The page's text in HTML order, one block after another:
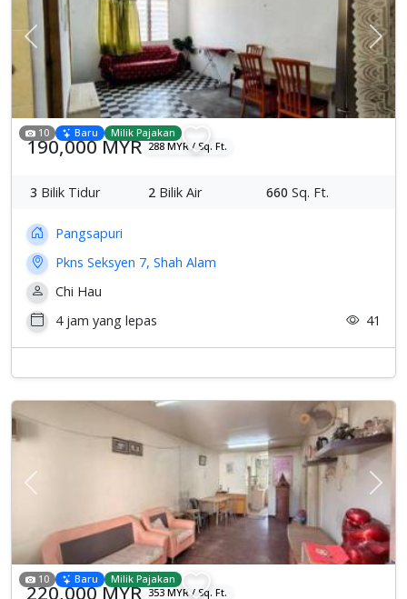
Previous
10 Baru Milik Pajakan
190,000 MYR 288 MYR / Sq. Ft.
3 Bilik Tidur 2 Bilik Air 660 Sq. Ft.
Pangsapuri
Pkns Seksyen 7, Shah Alam
Chi Hau
4 jam yang lepas
41
Previous
10 Baru Milik Pajakan
220,000 MYR 353 MYR / Sq. Ft.